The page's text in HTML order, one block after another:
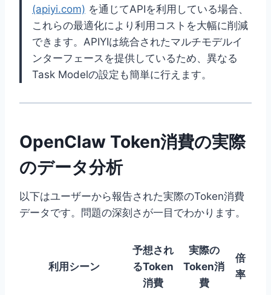
(apiyi.com) を通じてAPIを利用している場合、
これらの最適化により利用コストを大幅に削減
できます。APIYIは統合されたマルチモデルイ
ンターフェースを提供しているため、異なる
Task Modelの設定も簡単に行えます。
OpenClaw Token消費の実際
のデータ分析
以下はユーザーから報告された実際のToken消費
データです。問題の深刻さが一目でわかります。
利用シーン
予想され
るToken
消費
実際の
Token消
費
倍
率